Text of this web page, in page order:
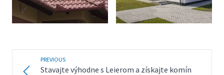
PREVIOUS
Stavajte výhodne s Leierom a získajte komín